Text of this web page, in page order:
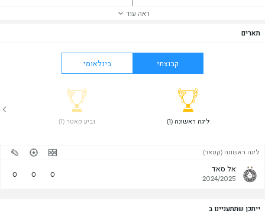
ראה עוד
תארים
קבוצתי בינלאומי
ליגה ראשונה (1) גביע קאטר (1)
ליגה ראשונה (קטאר)
אל סאד
2024/2025
0
0
0
ייתכן שתתעניינו ב